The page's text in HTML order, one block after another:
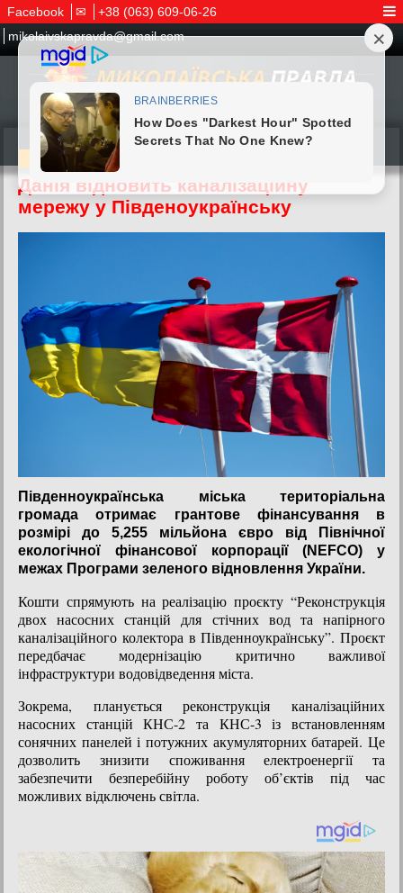
Facebook ✉
+38 (063) 609-06-26
mikolaivskapravda@gmail.com
07.06.2026
Данія відновить каналізаційну
мережу у Південоукраїнську
Південноукраїнська міська територіальна
громада отримає грантове фінансування в
розмірі до 5,255 мільйона євро від Північної
екологічної фінансової корпорації (NEFCO) у
межах Програми зеленого відновлення України.
Кошти спрямують на реалізацію проєкту “Реконструкція
двох насосних станцій для стічних вод та напірного
каналізаційного колектора в Південноукраїнську”. Проєкт
передбачає модернізацію критично важливої
інфраструктури водовідведення міста.
Зокрема, планується реконструкція каналізаційних
насосних станцій КНС-2 та КНС-3 із встановленням
сонячних панелей і потужних акумуляторних батарей. Це
дозволить знизити споживання електроенергії та
забезпечити безперебійну роботу об’єктів під час
можливих відключень світла.